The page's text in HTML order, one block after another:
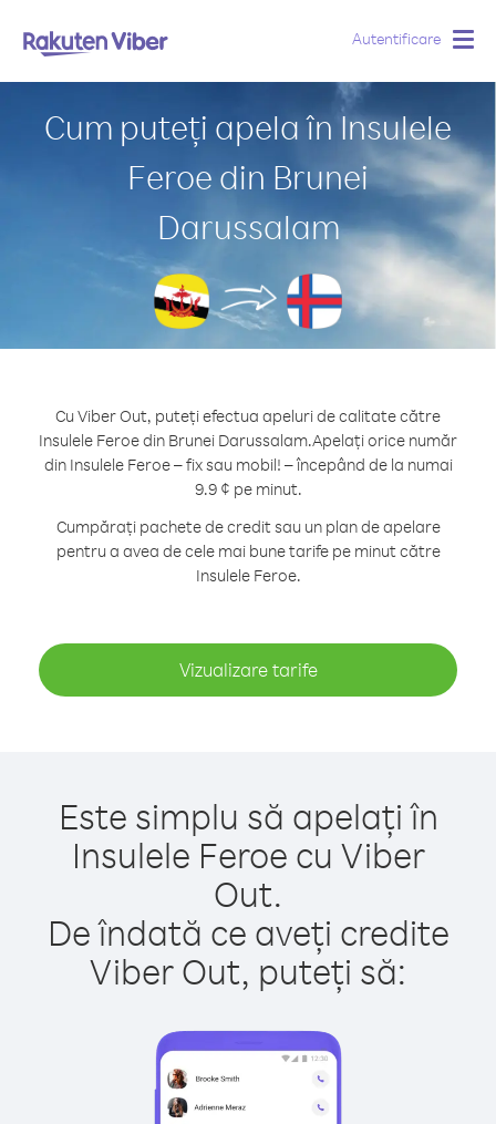
Autentificare
Cum puteți apela în Insulele
Feroe din Brunei
Darussalam
Cu Viber Out, puteți efectua apeluri de calitate către
Insulele Feroe din Brunei Darussalam.Apelați orice număr
din Insulele Feroe – fix sau mobil! – începând de la numai
9.9 ¢ pe minut.
Cumpărați pachete de credit sau un plan de apelare
pentru a avea de cele mai bune tarife pe minut către
Insulele Feroe.
Vizualizare tarife
Este simplu să apelați în
Insulele Feroe cu Viber
Out.
De îndată ce aveți credite
Viber Out, puteți să: